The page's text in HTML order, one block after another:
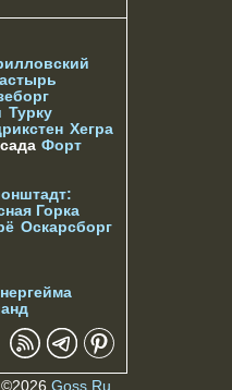
Турку
Хегра
Форт
Горка
Оскарсборг
©2026 Goss.Ru